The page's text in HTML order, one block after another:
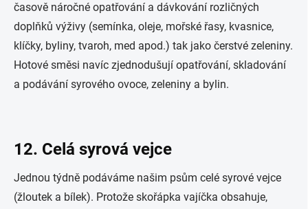
časově náročné opatřování a dávkování rozličných
doplňků výživy (semínka, oleje, mořské řasy, kvasnice,
klíčky, byliny, tvaroh, med apod.) tak jako čerstvé zeleniny.
Hotové směsi navíc zjednodušují opatřování, skladování
a podávání syrového ovoce, zeleniny a bylin.
12. Celá syrová vejce
Jednou týdně podáváme našim psům celé syrové vejce
(žloutek a bílek). Protože skořápka vajíčka obsahuje,